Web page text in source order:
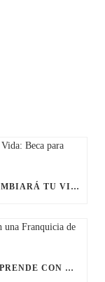
LA OPORTUNIDAD NAVIDEÑA QUE CAMBIARÁ TU VIDA: BECA PARA FRANQUICIAS
ESTE AÑO, REGÁLATE UN SUEÑO: EMPRENDE CON UNA FRANQUICIA DE EL PERRO FELIZ